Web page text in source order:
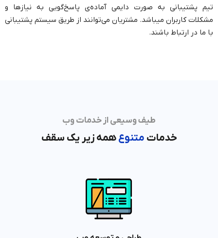
تیم پشتیبانی به صورت دایمی آماده‌ی پاسخ‌گویی به نیازها و
مشکلات کاربران میباشد. مشتریان می‌توانند از طریق سیستم پشتیبانی
با ما در ارتباط باشند.
طیف وسیعی از خدمات وب
خدمات متنوعهمه زیر یک سقف